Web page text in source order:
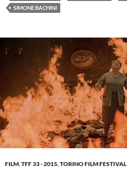
SIMONE BACHINI
FILM,TFF 33 - 2015,TORINO FILM FESTIVAL